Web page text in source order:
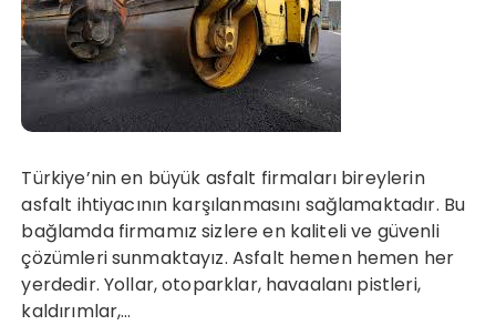
Türkiye’nin en büyük asfalt firmaları bireylerin
asfalt ihtiyacının karşılanmasını sağlamaktadır. Bu
bağlamda firmamız sizlere en kaliteli ve güvenli
çözümleri sunmaktayız. Asfalt hemen hemen her
yerdedir. Yollar, otoparklar, havaalanı pistleri,
kaldırımlar,…